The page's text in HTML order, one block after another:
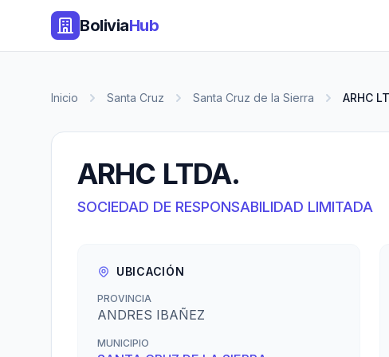
BoliviaHub
Inicio Santa Cruz Santa Cruz de la Sierra ARHC
ARHC LTDA.
SOCIEDAD DE RESPONSABILIDAD LIMITADA
UBICACIÓN
PROVINCIA
ANDRES IBAÑEZ
MUNICIPIO